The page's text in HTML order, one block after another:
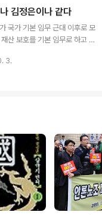
풀어봤습니다. ----------------
경찰 투입 김훤주 기자 : 밀양
일주일째입니다. 부북·단장·상
데에서 작업이 진행되고 있다
김정은이나 같다
국가 기본 임무 근대 이후로 모
산 보호를 기본 임무로 하고 있
는 왕조의 재산과 생명 보호에
다는 사실은 우리 사회 구성원
한은 지배집단이 그 구성원을
에 떨어지게 만들었습니다. 그
이 반대하는데도 핵무기를 개발
역량을 동원하고 있습니다. 대한
해 국민의 생명을 ..
3.